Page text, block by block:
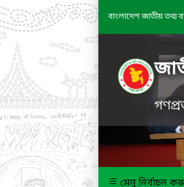
বাংলাদেশ জাতীয় তথ্য
মেনু নির্বাচন